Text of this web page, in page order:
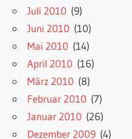
Juli 2010 (9)
Juni 2010 (10)
Mai 2010 (14)
April 2010 (16)
März 2010 (8)
Februar 2010 (7)
Januar 2010 (26)
Dezember 2009 (4)